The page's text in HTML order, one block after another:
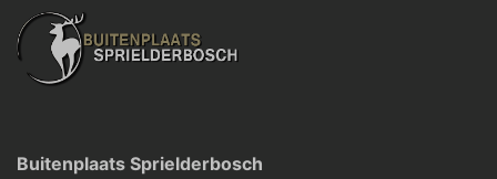
Buitenplaats Sprielderbosch